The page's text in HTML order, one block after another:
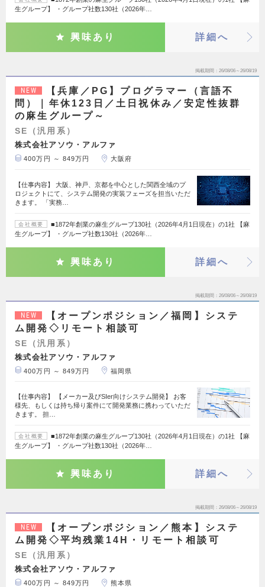
生グループ】 ・グループ社数130社（2026年…
興味あり 詳細へ
掲載期間 26/08/06～26/08/19
NEW
【兵庫／PG】プログラマー（言語不
問）｜年休123日／土日祝休み／安定性抜群
の麻生グループ～
SE（汎用系）
株式会社アソウ・アルファ
400万円 ～ 849万円 大阪府
【仕事内容】 大阪、神戸、京都を中心とした関西全域のプ
ロジェクトにて、システム開発の実装フェーズを担当いただ
きます。 「実務…
会社概要
■1872年創業の麻生グループ130社（2026年4月1日現在）の1社 【麻
生グループ】 ・グループ社数130社（2026年…
興味あり 詳細へ
掲載期間 26/08/06～26/08/19
NEW
【オープンポジション／福岡】システ
ム開発◇リモート相談可
SE（汎用系）
株式会社アソウ・アルファ
400万円 ～ 849万円 福岡県
【仕事内容】 【メーカー及びSIer向けシステム開発】 お客
様先、もしくは持ち帰り案件にて開発業務に携わっていただ
きます。 担…
会社概要
■1872年創業の麻生グループ130社（2026年4月1日現在）の1社 【麻
生グループ】 ・グループ社数130社（2026年…
興味あり 詳細へ
掲載期間 26/08/06～26/08/19
NEW
【オープンポジション／熊本】システ
ム開発◇平均残業14H・リモート相談可
SE（汎用系）
株式会社アソウ・アルファ
400万円 ～ 849万円 熊本県